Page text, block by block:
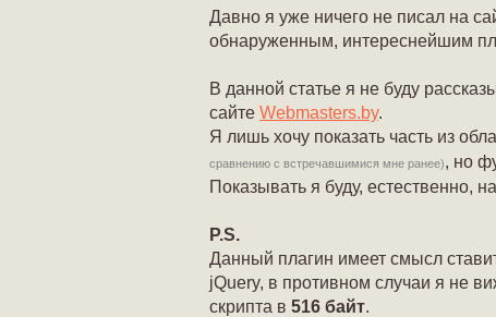
Давно я уже ничего не писал на
обнаруженным, интереснейшим
В данной статье я не буду
сайте Webmasters.by.
Я лишь хочу показать часть из
сравнению с встречавшимися мне ранее), но
Показывать я буду, естественно,
P.S.
Данный плагин имеет смысл
jQuery, в противном случаи я не
скрипта в 516 байт.